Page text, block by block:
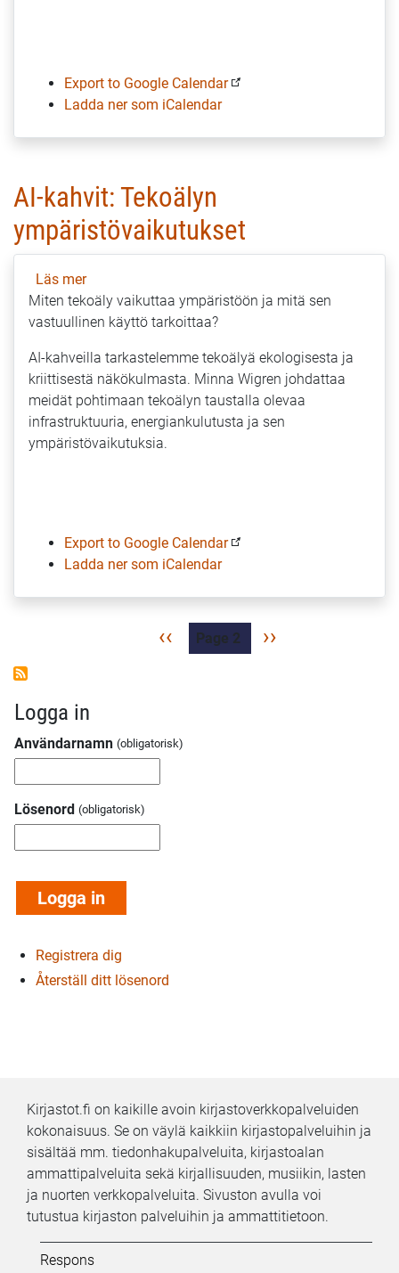
Export to Google Calendar
Ladda ner som iCalendar
AI-kahvit: Tekoälyn
ympäristövaikutukset
Läs merom
AI-
kahvit:
ympäristövaikutukset
Miten tekoäly vaikuttaa ympäristöön ja mitä sen
vastuullinen käyttö tarkoittaa?
AI-kahveilla tarkastelemme tekoälyä ekologisesta ja
kriittisestä näkökulmasta. Minna Wigren johdattaa
meidät pohtimaan tekoälyn taustalla olevaa
infrastruktuuria, energiankulutusta ja sen
ympäristövaikutuksia.
Export to Google Calendar
Ladda ner som iCalendar
Föregående
‹‹ Page 2
Nästa
››
Logga in
Användarnamn
Lösenord
Registrera dig
Återställ ditt lösenord
Kirjastot.fi on kaikille avoin kirjastoverkkopalveluiden
kokonaisuus. Se on väylä kaikkiin kirjastopalveluihin ja
sisältää mm. tiedonhakupalveluita, kirjastoalan
ammattipalveluita sekä kirjallisuuden, musiikin, lasten
ja nuorten verkkopalveluita. Sivuston avulla voi
tutustua kirjaston palveluihin ja ammattitietoon.
Kifi:
Respons